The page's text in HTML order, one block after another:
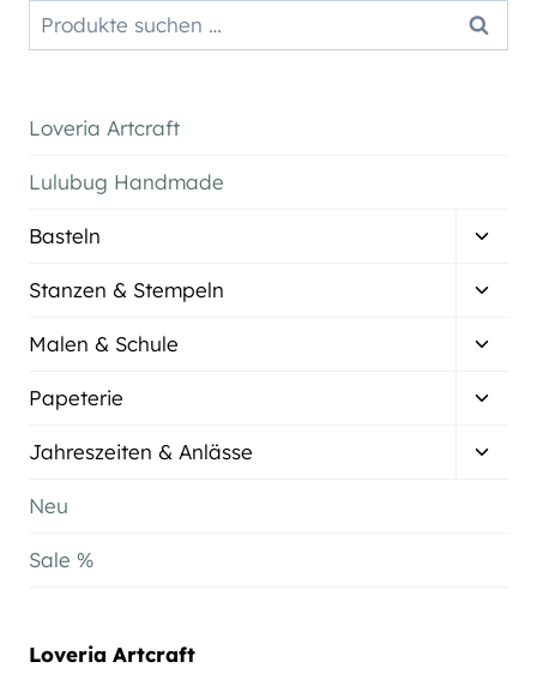
Suchen
nach:
Suchen
Loveria Artcraft
Lulubug Handmade
Basteln
Stanzen & Stempeln
Malen & Schule
Papeterie
Jahreszeiten & Anlässe
Neu
Sale %
Loveria Artcraft